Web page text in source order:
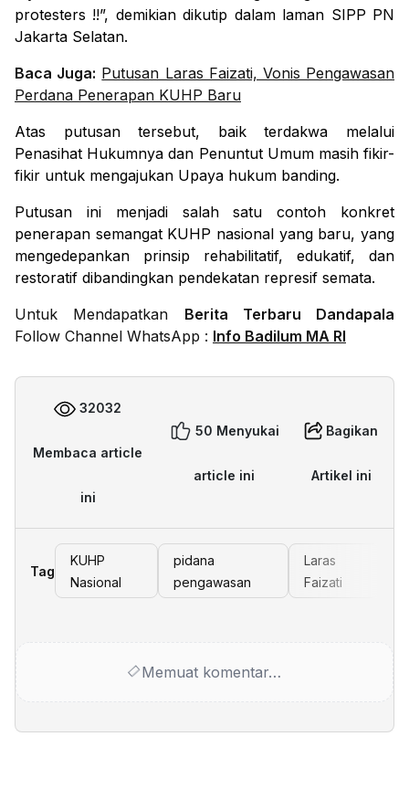
protesters !!”, demikian dikutip dalam laman SIPP PN
Jakarta Selatan.
Baca Juga: Putusan Laras Faizati, Vonis Pengawasan
Perdana Penerapan KUHP Baru
Atas putusan tersebut, baik terdakwa melalui
Penasihat Hukumnya dan Penuntut Umum masih fikir-
fikir untuk mengajukan Upaya hukum banding.
Putusan ini menjadi salah satu contoh konkret
penerapan semangat KUHP nasional yang baru, yang
mengedepankan prinsip rehabilitatif, edukatif, dan
restoratif dibandingkan pendekatan represif semata.
Untuk Mendapatkan Berita Terbaru Dandapala
Follow Channel WhatsApp : Info Badilum MA RI
32032
Membaca article
ini
50 Menyukai
article ini
Bagikan
Artikel ini
Tag
KUHP
Nasional
pidana
pengawasan
Laras
Faizati
Memuat komentar…